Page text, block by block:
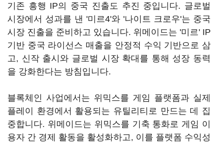
기존 흥행 IP의 중국 진출도 추진 중입니다. 글로벌
시장에서 성과를 낸 '미르4'와 '나이트 크로우'는 중국
시장 진출을 준비하고 있습니다. 위메이드는 '미르' IP
기반 중국 라이선스 매출을 안정적 수익 기반으로 삼
고, 신작 출시와 글로벌 시장 확대를 통해 성장 동력
을 강화한다는 방침입니다.
블록체인 사업에서는 위믹스를 게임 플랫폼과 실제
플레이 환경에서 활용되는 유틸리티로 만드는 데 집
중합니다. 위메이드는 위믹스를 기축 통화로 게임 이
용자 간 경제 활동을 활성화하고, 이를 플랫폼 수익성